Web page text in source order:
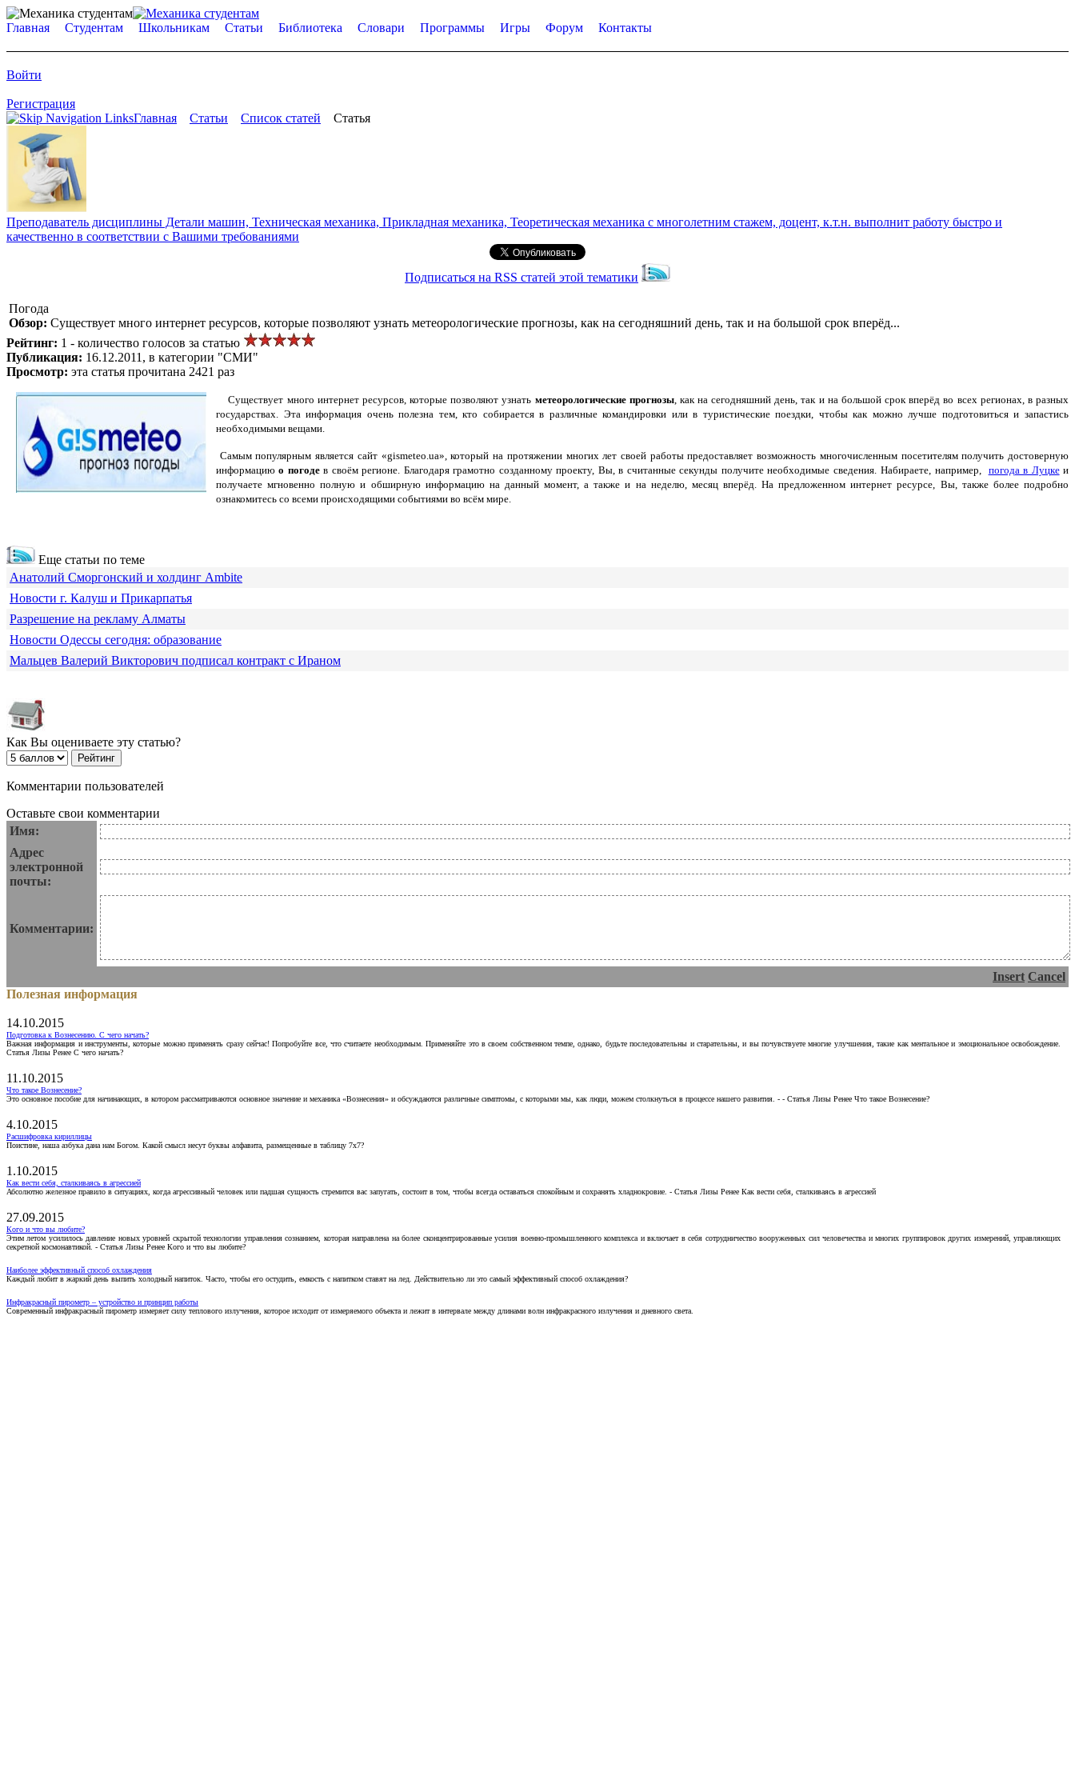
Главная Студентам Школьникам Статьи Библиотека Словари Программы Игры Форум Контакты
Войти
Регистрация
Главная
Статьи Список статей Статья
Преподаватель дисциплины Детали машин, Техническая механика, Прикладная механика, Теоретическая механика с многолетним стажем, доцент, к.т.н. выполнит работу быстро и
качественно в соответствии с Вашими требованиями
Подписаться на RSS статей этой тематики
Погода
Обзор: Существует много интернет ресурсов, которые позволяют узнать метеорологические прогнозы, как на сегодняшний день, так и на большой срок вперёд...
Рейтинг: 1 - количество голосов за статью
Публикация: 16.12.2011, в категории "СМИ"
Просмотр: эта статья прочитана 2421 раз
Существует много интернет ресурсов, которые позволяют узнать метеорологические прогнозы, как на сегодняшний день, так и на большой срок вперёд во всех регионах, в разных
государствах. Эта информация очень полезна тем, кто собирается в различные командировки или в туристические поездки, чтобы как можно лучше подготовиться и запастись
необходимыми вещами.
Самым популярным является сайт «gismeteo.ua», который на протяжении многих лет своей работы предоставляет возможность многочисленным посетителям получить достоверную
информациюо погодев своём регионе. Благодаря грамотно созданному проекту, Вы, в считанные секунды получите необходимые сведения. Набираете, например, погода в Луцкеи
получаете мгновенно полную и обширную информацию на данный момент, а также и на неделю, месяц вперёд. На предложенном интернет ресурсе, Вы, также более подробно
ознакомитесь со всеми происходящими событиями во всём мире.
Еще статьи по теме
Анатолий Сморгонский и холдинг Ambite
Новости г. Калуш и Прикарпатья
Разрешение на рекламу Алматы
Новости Одессы сегодня: образование
Мальцев Валерий Викторович подписал контракт с Ираном
Как Вы оцениваете эту статью?
Комментарии пользователей
Оставьте свои комментарии
Имя:
Адрес
электронной
почты:
Комментарии:
Insert Cancel
Полезная информация
14.10.2015
Подготовка к Вознесению. С чего начать?
Важная информация и инструменты, которые можно применять сразу сейчас! Попробуйте все, что считаете необходимым. Применяйте это в своем собственном темпе, однако, будьте последовательны и старательны, и вы почувствуете многие улучшения, такие как ментальное и эмоциональное освобождение.
Статья Лизы Ренее С чего начать?
11.10.2015
Что такое Вознесение?
Это основное пособие для начинающих, в котором рассматриваются основное значение и механика «Вознесения» и обсуждаются различные симптомы, с которыми мы, как люди, можем столкнуться в процессе нашего развития. - - Статья Лизы Ренее Что такое Вознесение?
4.10.2015
Расшифровка кириллицы
Поистине, наша азбука дана нам Богом. Какой смысл несут буквы алфавита, размещенные в таблицу 7х7?
1.10.2015
Как вести себя, сталкиваясь в агрессией
Абсолютно железное правило в ситуациях, когда агрессивный человек или падшая сущность стремится вас запугать, состоит в том, чтобы всегда оставаться спокойным и сохранять хладнокровие. - Статья Лизы Ренее Как вести себя, сталкиваясь в агрессией
27.09.2015
Кого и что вы любите?
Этим летом усилилось давление новых уровней скрытой технологии управления сознанием, которая направлена на более сконцентрированные усилия военно-промышленного комплекса и включает в себя сотрудничество вооруженных сил человечества и многих группировок других измерений, управляющих
секретной космонавтикой. - Статья Лизы Ренее Кого и что вы любите?
Наиболее эффективный способ охлаждения
Каждый любит в жаркий день выпить холодный напиток. Часто, чтобы его остудить, емкость с напитком ставят на лед. Действительно ли это самый эффективный способ охлаждения?
Инфракрасный пирометр – устройство и принцип работы
Современный инфракрасный пирометр измеряет силу теплового излучения, которое исходит от измеряемого объекта и лежит в интервале между длинами волн инфракрасного излучения и дневного света.